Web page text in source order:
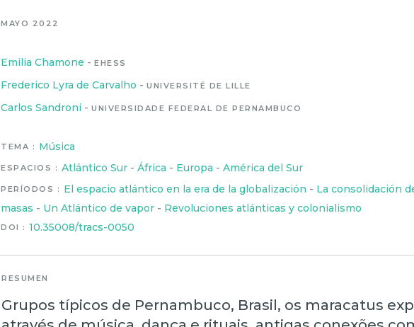
MAYO 2022
Emilia Chamone - EHESS
Frederico Lyra de Carvalho - UNIVERSITÉ DE LILLE
Carlos Sandroni - UNIVERSIDADE FEDERAL DE PERNAMBUCO
TEMA : Música
ESPACIOS : Atlántico Sur- África - Europa - América del Sur
PERÍODOS : El espacio atlántico en la era de la globalización - La consolidación
masas - Un Atlántico de vapor - Revoluciones atlánticas y colonialismo
DOI : 10.35008/tracs-0050
RESUMEN
Grupos típicos de Pernambuco, Brasil, os maracatus